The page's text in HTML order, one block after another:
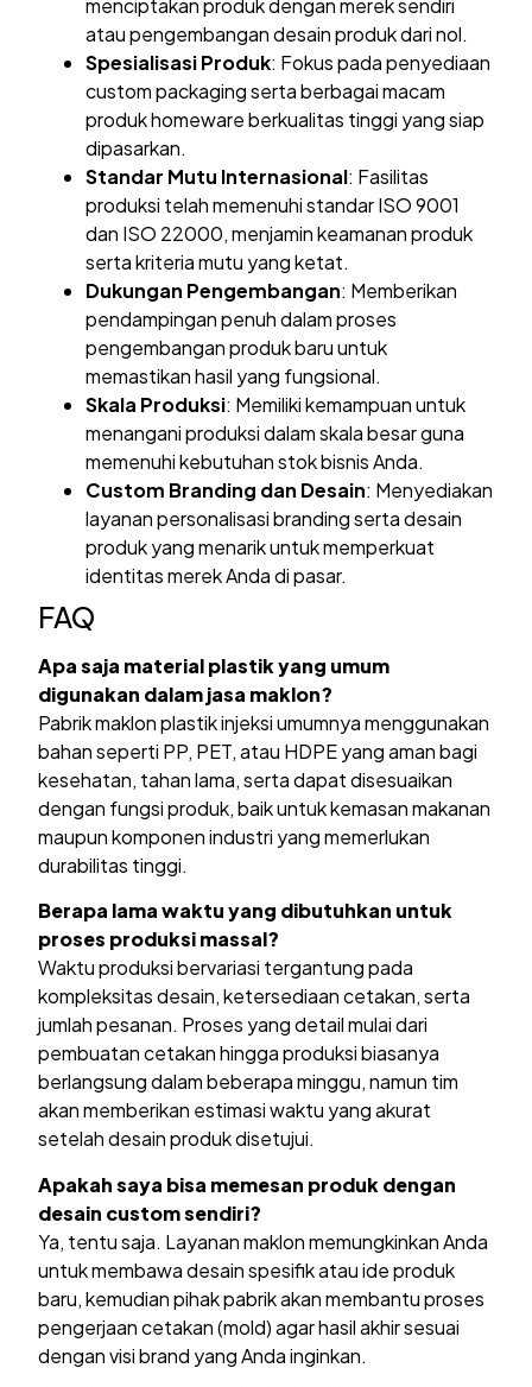
menciptakan produk dengan merek sendiri
atau pengembangan desain produk dari nol.
Spesialisasi Produk: Fokus pada penyediaan
custom packaging serta berbagai macam
produk homeware berkualitas tinggi yang siap
dipasarkan.
Standar Mutu Internasional: Fasilitas
produksi telah memenuhi standar ISO 9001
dan ISO 22000, menjamin keamanan produk
serta kriteria mutu yang ketat.
Dukungan Pengembangan: Memberikan
pendampingan penuh dalam proses
pengembangan produk baru untuk
memastikan hasil yang fungsional.
Skala Produksi: Memiliki kemampuan untuk
menangani produksi dalam skala besar guna
memenuhi kebutuhan stok bisnis Anda.
Custom Branding dan Desain: Menyediakan
layanan personalisasi branding serta desain
produk yang menarik untuk memperkuat
identitas merek Anda di pasar.
FAQ
Apa saja material plastik yang umum
digunakan dalam jasa maklon?
Pabrik maklon plastik injeksi umumnya menggunakan
bahan seperti PP, PET, atau HDPE yang aman bagi
kesehatan, tahan lama, serta dapat disesuaikan
dengan fungsi produk, baik untuk kemasan makanan
maupun komponen industri yang memerlukan
durabilitas tinggi.
Berapa lama waktu yang dibutuhkan untuk
proses produksi massal?
Waktu produksi bervariasi tergantung pada
kompleksitas desain, ketersediaan cetakan, serta
jumlah pesanan. Proses yang detail mulai dari
pembuatan cetakan hingga produksi biasanya
berlangsung dalam beberapa minggu, namun tim
akan memberikan estimasi waktu yang akurat
setelah desain produk disetujui.
Apakah saya bisa memesan produk dengan
desain custom sendiri?
Ya, tentu saja. Layanan maklon memungkinkan Anda
untuk membawa desain spesifik atau ide produk
baru, kemudian pihak pabrik akan membantu proses
pengerjaan cetakan (mold) agar hasil akhir sesuai
dengan visi brand yang Anda inginkan.